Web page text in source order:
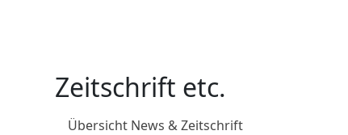
Zeitschrift etc.
Übersicht News & Zeitschrift